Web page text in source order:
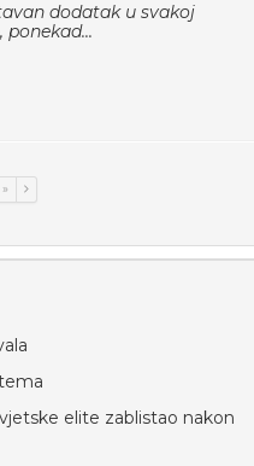
dodatak u svakoj
ponekad...
»
elite zablistao nakon